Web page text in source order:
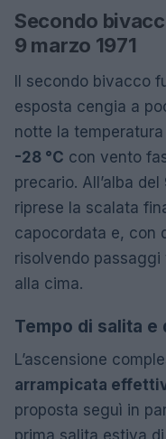
Secondo
9 marzo 1971
Il secondo bivacco
esposta cengia a
notte la
-28 °C con vento
precario. All’alba del
riprese la scalata
capocordata e, con
risolvendo
alla cima.
Tempo di salita
L’ascensione
arrampicata
proposta seguì in
prima salita estiva di